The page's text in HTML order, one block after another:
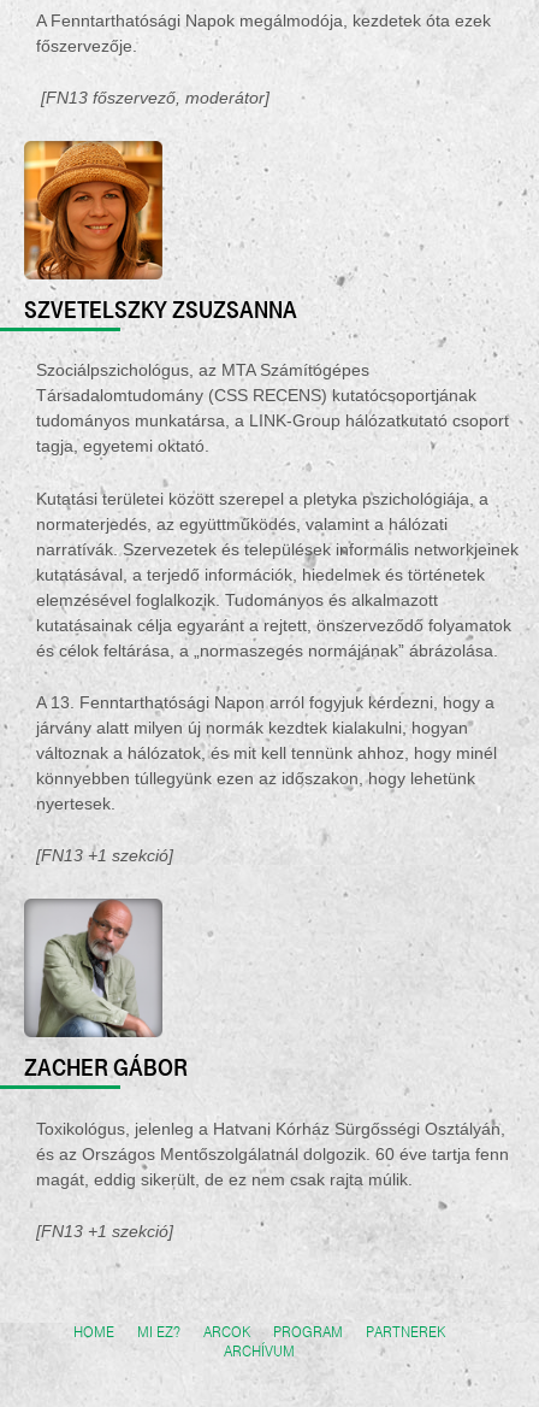
A Fenntarthatósági Napok megálmodója, kezdetek óta ezek
főszervezője.
[FN13 főszervező, moderátor]
SZVETELSZKY ZSUZSANNA
Szociálpszichológus, az MTA Számítógépes
Társadalomtudomány (CSS RECENS) kutatócsoportjának
tudományos munkatársa, a LINK-Group hálózatkutató csoport
tagja, egyetemi oktató.
Kutatási területei között szerepel a pletyka pszichológiája, a
normaterjedés, az együttműködés, valamint a hálózati
narratívák. Szervezetek és települések informális networkjeinek
kutatásával, a terjedő információk, hiedelmek és történetek
elemzésével foglalkozik. Tudományos és alkalmazott
kutatásainak célja egyaránt a rejtett, önszerveződő folyamatok
és célok feltárása, a „normaszegés normájának” ábrázolása.
A 13. Fenntarthatósági Napon arról fogyjuk kérdezni, hogy a
járvány alatt milyen új normák kezdtek kialakulni, hogyan
változnak a hálózatok, és mit kell tennünk ahhoz, hogy minél
könnyebben túllegyünk ezen az időszakon, hogy lehetünk
nyertesek.
[FN13 +1 szekció]
ZACHER GÁBOR
Toxikológus, jelenleg a Hatvani Kórház Sürgősségi Osztályán,
és az Országos Mentőszolgálatnál dolgozik. 60 éve tartja fenn
magát, eddig sikerült, de ez nem csak rajta múlik.
[FN13 +1 szekció]
HOME MI EZ? ARCOK PROGRAM
PARTNEREK
ARCHÍVUM